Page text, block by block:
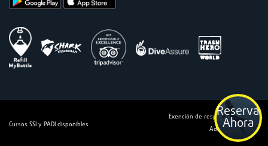
Reserva
Ahora
Cursos SSI y PADI disponibles
Exención de responsabilidad |
Administración